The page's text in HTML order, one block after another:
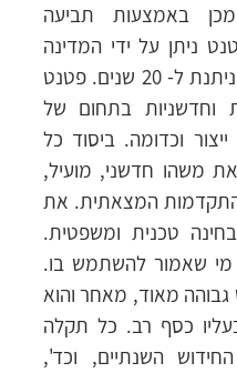
באמצעות תביעה
ניתן על ידי המדינה
והוא מספק זכות משפטית הניתנת ל- 20 שנים. פטנט
וחדשניות בתחום של
ייצור וכדומה. ביסוד כל
משהו חדשני, מועיל,
התקדמות המצאתית. את
טכנית ומשפטית.
מי שאמור להשתמש בו.
גבוהה מאוד, מאחר והוא
כסף רב. כל תקלה
השנתיים, וכד',